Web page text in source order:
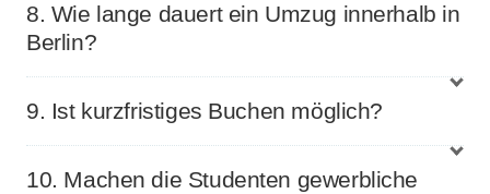
8. Wie lange dauert ein Umzug innerhalb in
Berlin?
9. Ist kurzfristiges Buchen möglich?
10. Machen die Studenten gewerbliche